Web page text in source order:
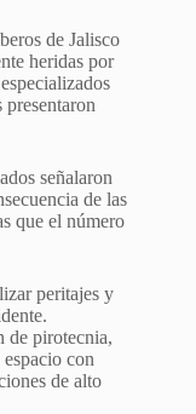
de Jalisco
heridas por
presentaron
señalaron
de las
que el número
peritajes y
de pirotecnia,
con
de alto